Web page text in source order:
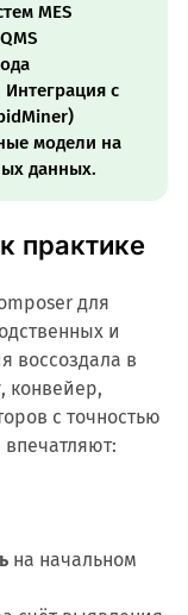
MES
с
модели на
данных.
практике
для
и
воссоздала в
конвейер,
с точностью
на начальном